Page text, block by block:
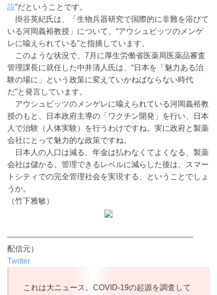
設”だということです。
掛谷英紀氏は、「生物兵器研究で国際的に非難を浴びて
いる河岡義裕教授」について、“アウシュビッツのメンゲ
レに喩えられている”と指摘しています。
このような状況で、7月に厚生労働省医薬局医薬品審査
管理課長に就任した中井清人氏は、“日本を「魅力ある治
験の場に」という政策に変えていかねばならない時代
だ”と発言しています。
アウシュビッツのメンゲレに喩えられている河岡義裕教
授のもと、日本政府主導の「ワクチン開発」を行い、日本
人で治験（人体実験）を行うわけですね。実に政府と製薬
会社にとって魅力的な政策ですね。
日本人の人口は減る、年金は払わなくてよくなる、製薬
会社は儲かる。管理できるレベルに減らした後は、スマー
トシティでの完全管理社会を実現する、ということでしょ
うか。
（竹下雅敏）
————————————————————————
配信元）
Twitter
これは大ニュース。COVID-19の起源を調査して